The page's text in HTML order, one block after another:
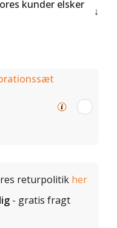
kunder elsker
returpolitik her
- gratis fragt